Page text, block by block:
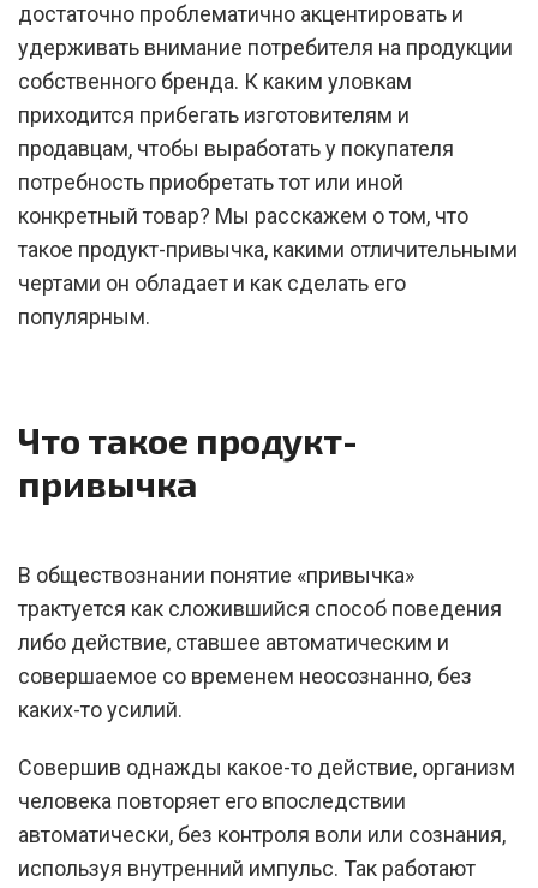
достаточно проблематично акцентировать и
удерживать внимание потребителя на продукции
собственного бренда. К каким уловкам
приходится прибегать изготовителям и
продавцам, чтобы выработать у покупателя
потребность приобретать тот или иной
конкретный товар? Мы расскажем о том, что
такое продукт-привычка, какими отличительными
чертами он обладает и как сделать его
популярным.
Что такое продукт-
привычка
В обществознании понятие «привычка»
трактуется как сложившийся способ поведения
либо действие, ставшее автоматическим и
совершаемое со временем неосознанно, без
каких-то усилий.
Совершив однажды какое-то действие, организм
человека повторяет его впоследствии
автоматически, без контроля воли или сознания,
используя внутренний импульс. Так работают